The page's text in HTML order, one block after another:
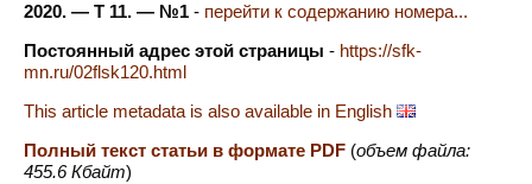
2020. — Т 11. — №1 - перейти к содержанию номера...
Постоянный адрес этой страницы - https://sfk-
mn.ru/02flsk120.html
This article metadata is also available in English
Полный текст статьи в формате PDF (объем файла:
455.6 Кбайт)